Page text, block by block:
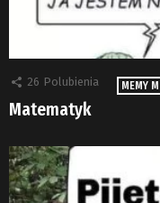
26 Polubienia MEMY
Matematyk